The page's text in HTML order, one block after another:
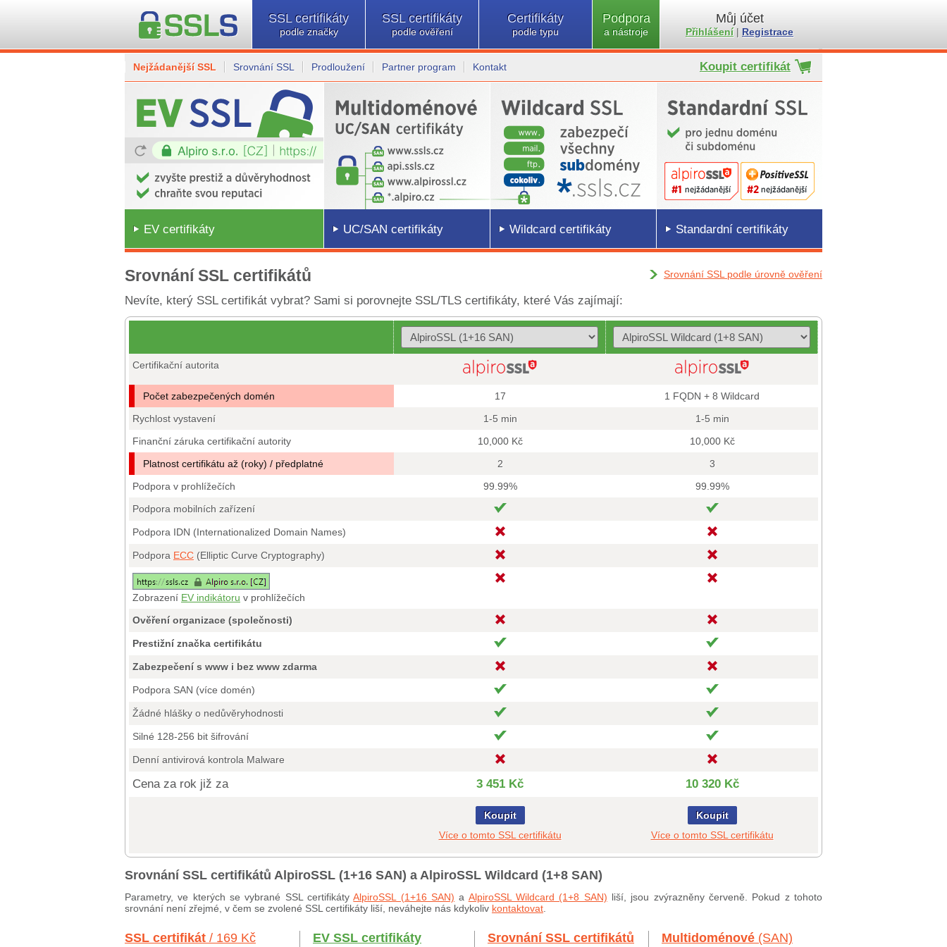
SSL certifikáty
podle značky
SSL certifikáty
podle ověření
Certifikáty
podle typu
Podpora
a nástroje
Můj účet
Přihlášení| Registrace
Nejžádanější SSL Srovnání SSL Prodloužení Partner program Kontakt Koupit certifikát
EV certifikáty UC/SAN certifikáty Wildcard certifikáty Standardní certifikáty
Srovnání SSL certifikátů Srovnání SSL podle úrovně ověření
Nevíte, který SSL certifikát vybrat? Sami si porovnejte SSL/TLS certifikáty, které Vás zajímají:
Certifikační autorita
Počet zabezpečených domén 17
1 FQDN + 8 Wildcard
Rychlost vystavení
1-5 min
1-5 min
Finanční záruka certifikační autority
10,000 Kč
10,000 Kč
Platnost certifikátu až (roky) / předplatné
2
3
Podpora v prohlížečích
99.99%
99.99%
Podpora mobilních zařízení
Podpora IDN (Internationalized Domain Names)
Podpora ECC (Elliptic Curve Cryptography)
Zobrazení EV indikátoru v prohlížečích
Ověření organizace (společnosti)
Prestižní značka certifikátu
Zabezpečení s www i bez www zdarma
Podpora SAN (více domén)
Žádné hlášky o nedůvěryhodnosti
Silné 128-256 bit šifrování
Denní antivirová kontrola Malware
Cena za rok již za 3 451 Kč 10 320 Kč
Koupit
Více o tomto SSL certifikátu
Koupit
Více o tomto SSL certifikátu
Srovnání SSL certifikátů AlpiroSSL (1+16 SAN) a AlpiroSSL Wildcard (1+8 SAN)
Parametry, ve kterých se vybrané SSL certifikátyAlpiroSSL (1+16 SAN) a AlpiroSSL Wildcard (1+8 SAN) liší, jsou zvýrazněny červeně. Pokud z tohoto
srovnání není zřejmé, v čem se zvolené SSL certifikáty liší, neváhejte nás kdykoliv kontaktovat
SSL certifikát / 169 Kč EV SSL certifikáty Srovnání SSL certifikátů Multidoménové (SAN)